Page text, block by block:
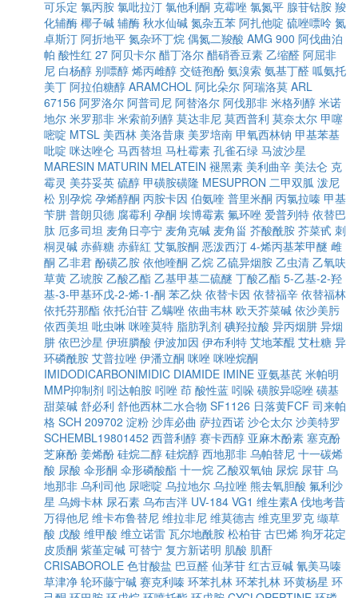
可乐定 氯丙胺 氯吡拉汀 氯他利酮 克霉唑 氯氮平 腺苷钴胺 羧
化辅酶 椰子碱 辅酶 秋水仙碱 氮杂五苯 阿扎他啶 硫唑嘌呤 氮
卓斯汀 阿折地平 氮杂环丁烷 偶氮二羧酸 AMG 900 阿伐曲泊
帕 酸性红 27 阿贝卡尔 醋丁洛尔 醋硝香豆素 乙缩醛 阿屈非
尼 白杨醇 别嘌醇 烯丙雌醇 交链孢酚 氨溴索 氨基丁醛 呱氨托
美丁 阿拉伯糖醇 ARAMCHOL 阿比朵尔 阿瑞洛莫 ARL
67156 阿罗洛尔 阿普司尼 阿替洛尔 阿伐那非 米格列醇 米诺
地尔 米罗那非 米索前列醇 莫达非尼 莫西普利 莫奈太尔 甲噻
嘧啶 MTSL 美西林 美洛昔康 美罗培南 甲氧西林钠 甲基苯基
吡啶 咪达唑仑 马西替坦 马杜霉素 孔雀石绿 马波沙星
MARESIN MATURIN MELATEIN 褪黑素 美利曲辛 美法仑 克
霉灵 美芬妥英 硫醇 甲磺胺磺隆 MESUPRON 二甲双胍 泼尼
松 別孕烷 孕烯醇酮 丙胺卡因 伯氨喹 普里米酮 丙氯拉嗪 甲基
苄肼 普朗贝德 腐霉利 孕酮 埃博霉素 氟环唑 爱普列特 依替巴
肽 厄多司坦 麦角日亭宁 麦角克碱 麦角甾 芥酸酰胺 芥菜甙 刺
桐灵碱 赤藓糖 赤蘚紅 艾氯胺酮 恶泼西汀 4-烯丙基苯甲醚 雌
酮 乙非君 酚磺乙胺 依他喹酮 乙烷 乙硫异烟胺 乙虫清 乙氧呋
草黄 乙琥胺 乙酸乙酯 乙基甲基二硫醚 丁酸乙酯 5-乙基-2-羟
基-3-甲基环戊-2-烯-1-酮 苯乙炔 依替卡因 依替福辛 依替福林
依托芬那酯 依托泊苷 乙螨唑 依曲韦林 欧天芥菜碱 依沙美肟
依西美坦 吡虫啉 咪喹莫特 脂肪乳剂 碘羟拉酸 异丙烟肼 异烟
肼 依巴沙星 伊班膦酸 伊波加因 伊布利特 艾地苯醌 艾杜糖 异
环磷酰胺 艾普拉唑 伊潘立酮 咪唑 咪唑烷酮
IMIDODICARBONIMIDIC DIAMIDE IMINE 亚氨基芪 米帕明
MMP抑制剂 吲达帕胺 吲唑 茚 酸性蓝 吲哚 磺胺异噁唑 磺基
甜菜碱 舒必利 舒他西林二水合物 SF1126 日落黄FCF 司来帕
格 SCH 209702 淀粉 沙库必曲 萨拉西诺 沙仑太尔 沙美特罗
SCHEMBL19801452 西普利醇 赛卡西醇 亚麻木酚素 塞克酚
芝麻酚 姜烯酚 硅烷二醇 硅烷醇 西地那非 乌帕替尼 十一碳烯
酸 尿酸 伞形酮 伞形磷酸酯 十一烷 乙酸双氧铀 尿烷 尿苷 乌
地那非 乌利司他 尿嘧啶 乌拉地尔 乌拉唑 熊去氧胆酸 氟利沙
星 乌姆卡林 尿石素 乌布吉泮 UV-184 VG1 维生素A 伐地考昔
万得他尼 维卡布鲁替尼 维拉非尼 维莫德吉 维克里罗克 缬草
酸 戊酸 维甲酸 维立诺雷 瓦尔地酰胺 松柏苷 古巴烯 狗牙花定
皮质酮 紫堇定碱 可替宁 复方新诺明 肌酸 肌酐
CRISABOROLE 色甘酸盐 巴豆醛 仙茅苷 红古豆碱 氰美马嗪
草津净 轮环藤宁碱 赛克利嗪 环苯扎林 环苯扎林 环黄杨星 环